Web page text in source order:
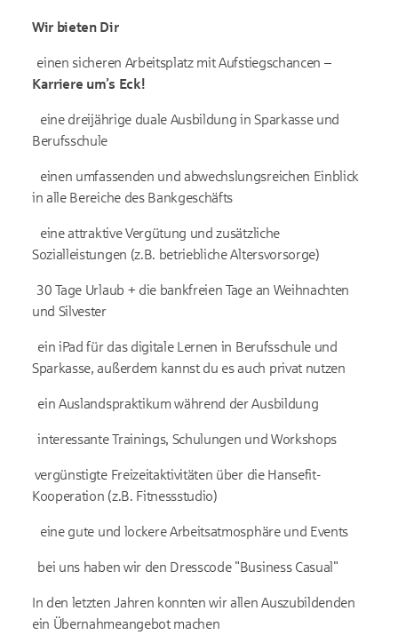
Wir bieten Dir
einen sicheren Arbeitsplatz mit Aufstiegschancen –
Karriere um’s Eck!
eine dreijährige duale Ausbildung in Sparkasse und
Berufsschule
einen umfassenden und abwechslungsreichen Einblick
in alle Bereiche des Bankgeschäfts
eine attraktive Vergütung und zusätzliche
Sozialleistungen (z.B. betriebliche Altersvorsorge)
30 Tage Urlaub + die bankfreien Tage an Weihnachten
und Silvester
ein iPad für das digitale Lernen in Berufsschule und
Sparkasse, außerdem kannst du es auch privat nutzen
ein Auslandspraktikum während der Ausbildung
interessante Trainings, Schulungen und Workshops
vergünstigte Freizeitaktivitäten über die Hansefit-
Kooperation (z.B. Fitnessstudio)
eine gute und lockere Arbeitsatmosphäre und Events
bei uns haben wir den Dresscode "Business Casual"
In den letzten Jahren konnten wir allen Auszubildenden
ein Übernahmeangebot machen